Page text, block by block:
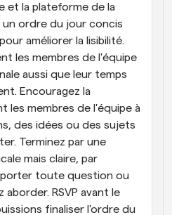
et la plateforme de la
ordre du jour concis
améliorer la lisibilité.
les membres de l'équipe
aussi que leur temps
Encouragez la
les membres de l'équipe à
des idées ou des sujets
Terminez par une
mais claire, par
toute question ou
aborder. RSVP avant le
finaliser l'ordre du